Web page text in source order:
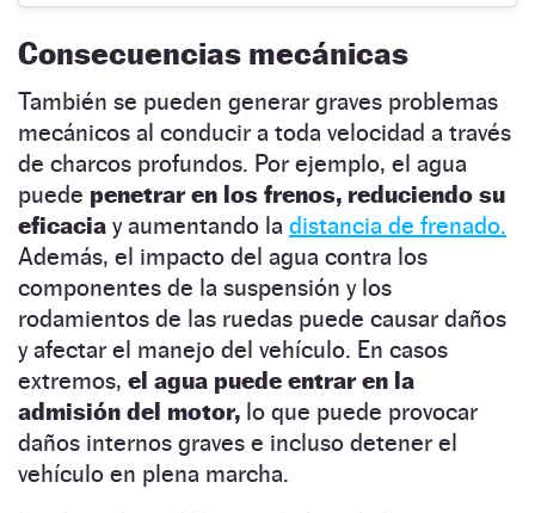
Consecuencias mecánicas
También se pueden generar graves problemas
mecánicos al conducir a toda velocidad a través
de charcos profundos. Por ejemplo, el agua
puede penetrar en los frenos, reduciendo su
eficacia y aumentando la distancia de frenado.
Además, el impacto del agua contra los
componentes de la suspensión y los
rodamientos de las ruedas puede causar daños
y afectar el manejo del vehículo. En casos
extremos, el agua puede entrar en la
admisión del motor, lo que puede provocar
daños internos graves e incluso detener el
vehículo en plena marcha.